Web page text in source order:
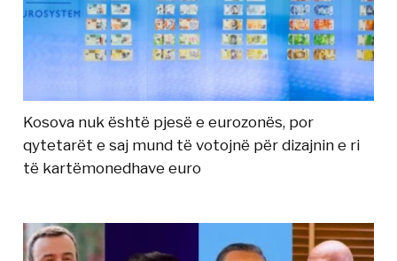
Kosova nuk është pjesë e eurozonës, por
qytetarët e saj mund të votojnë për dizajnin e ri
të kartëmonedhave euro